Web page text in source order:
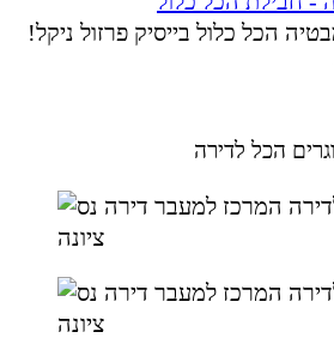
הכל כלול בייסיק פרזול ניקל!
הכל לדירה